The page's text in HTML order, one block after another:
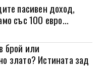
пасивен доход,
със 100 евро...
брой или
злато? Истината зад